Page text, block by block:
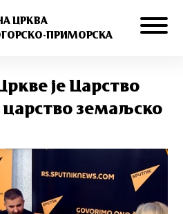
ЦРКВА
ПРИМОРСКА
је Царство
царство земаљско